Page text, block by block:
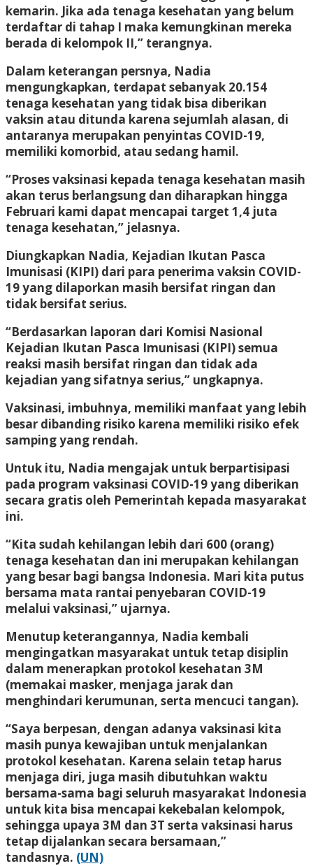
kemarin. Jika ada tenaga kesehatan yang belum
terdaftar di tahap I maka kemungkinan mereka
berada di kelompok II,” terangnya.
Dalam keterangan persnya, Nadia
mengungkapkan, terdapat sebanyak 20.154
tenaga kesehatan yang tidak bisa diberikan
vaksin atau ditunda karena sejumlah alasan, di
antaranya merupakan penyintas COVID-19,
memiliki komorbid, atau sedang hamil.
“Proses vaksinasi kepada tenaga kesehatan masih
akan terus berlangsung dan diharapkan hingga
Februari kami dapat mencapai target 1,4 juta
tenaga kesehatan,” jelasnya.
Diungkapkan Nadia, Kejadian Ikutan Pasca
Imunisasi (KIPI) dari para penerima vaksin COVID-
19 yang dilaporkan masih bersifat ringan dan
tidak bersifat serius.
“Berdasarkan laporan dari Komisi Nasional
Kejadian Ikutan Pasca Imunisasi (KIPI) semua
reaksi masih bersifat ringan dan tidak ada
kejadian yang sifatnya serius,” ungkapnya.
Vaksinasi, imbuhnya, memiliki manfaat yang lebih
besar dibanding risiko karena memiliki risiko efek
samping yang rendah.
Untuk itu, Nadia mengajak untuk berpartisipasi
pada program vaksinasi COVID-19 yang diberikan
secara gratis oleh Pemerintah kepada masyarakat
ini.
“Kita sudah kehilangan lebih dari 600 (orang)
tenaga kesehatan dan ini merupakan kehilangan
yang besar bagi bangsa Indonesia. Mari kita putus
bersama mata rantai penyebaran COVID-19
melalui vaksinasi,” ujarnya.
Menutup keterangannya, Nadia kembali
mengingatkan masyarakat untuk tetap disiplin
dalam menerapkan protokol kesehatan 3M
(memakai masker, menjaga jarak dan
menghindari kerumunan, serta mencuci tangan).
“Saya berpesan, dengan adanya vaksinasi kita
masih punya kewajiban untuk menjalankan
protokol kesehatan. Karena selain tetap harus
menjaga diri, juga masih dibutuhkan waktu
bersama-sama bagi seluruh masyarakat Indonesia
untuk kita bisa mencapai kekebalan kelompok,
sehingga upaya 3M dan 3T serta vaksinasi harus
tetap dijalankan secara bersamaan,”
tandasnya. (UN)